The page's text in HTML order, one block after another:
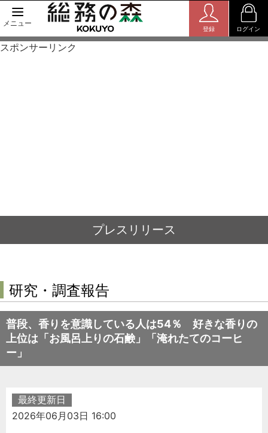
メニュー
登録 ログイン
スポンサーリンク
プレスリリース
研究・調査報告
普段、香りを意識している人は54％ 好きな香りの
上位は「お風呂上りの石鹸」「淹れたてのコーヒ
ー」
最終更新日
2026年06月03日 16:00